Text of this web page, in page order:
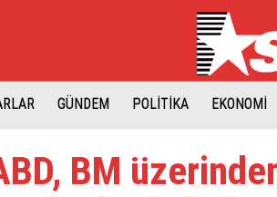
GÜNDEM POLİTİKA EKONOMİ
BM